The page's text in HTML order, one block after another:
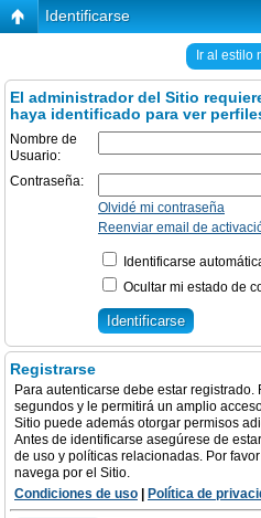
Identificarse
Ir al estilo
El administrador del Sitio
haya identificado para ver
Nombre de
Usuario:
Contraseña:
Olvidé mi contraseña
Reenviar email de
Identificarse
Ocultar mi estado de
Registrarse
Para autenticarse debe estar
segundos y le permitirá un amplio
Sitio puede además otorgar permisos
Antes de identificarse asegúrese de
de uso y políticas relacionadas. Por
navega por el Sitio.
Condiciones de uso
Política de